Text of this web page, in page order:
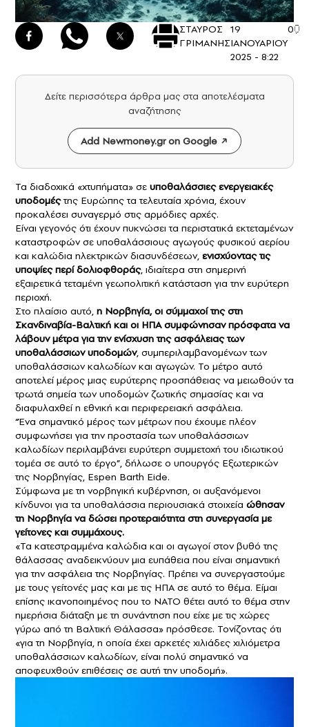
ΣΤΑΥΡΟΣ
ΓΡΙΜΑΝΗΣ
19
ΙΑΝΟΥΑΡΙΟΥ
2025 - 8:22
0
Δείτε περισσότερα άρθρα μας στα αποτελέσματα
αναζήτησης
Add Newmoney.gr on Google
Τα διαδοχικά «χτυπήματα» σε υποθαλάσσιες ενεργειακές
υποδομέςτης Ευρώπης τα τελευταία χρόνια, έχουν
προκαλέσει συναγερμό στις αρμόδιες αρχές.
Είναι γεγονός ότι έχουν πυκνώσει τα περιστατικά εκτεταμένων
καταστροφών σε υποθαλάσσιους αγωγούς φυσικού αερίου
και καλώδια ηλεκτρικών διασυνδέσεων, ενισχύοντας τις
υποψίες περί δολιοφθοράς, ιδιαίτερα στη σημερινή
εξαιρετικά τεταμένη γεωπολιτική κατάσταση για την ευρύτερη
περιοχή.
Στο πλαίσιο αυτό, η Νορβηγία, οι σύμμαχοί της στη
Σκανδιναβία-Βαλτική και οι ΗΠΑ συμφώνησαν πρόσφατα να
λάβουν μέτρα για την ενίσχυση της ασφάλειας των
υποθαλάσσιων υποδομών, συμπεριλαμβανομένων των
υποθαλάσσιων καλωδίων και αγωγών. Το μέτρο αυτό
αποτελεί μέρος μιας ευρύτερης προσπάθειας να μειωθούν τα
τρωτά σημεία των υποδομών ζωτικής σημασίας και να
διαφυλαχθεί η εθνική και περιφερειακή ασφάλεια.
“Ένα σημαντικό μέρος των μέτρων που έχουμε πλέον
συμφωνήσει για την προστασία των υποθαλάσσιων
καλωδίων περιλαμβάνει ευρύτερη συμμετοχή του ιδιωτικού
τομέα σε αυτό το έργο”, δήλωσε ο υπουργός Εξωτερικών
της Νορβηγίας, Espen Barth Eide.
Σύμφωνα με τη νορβηγική κυβέρνηση, οι αυξανόμενοι
κίνδυνοι για τα υποθαλάσσια περιουσιακά στοιχεία ώθησαν
τη Νορβηγία να δώσει προτεραιότητα στη συνεργασία με
γείτονες και συμμάχους.
«Τα κατεστραμμένα καλώδια και οι αγωγοί στον βυθό της
θάλασσας αναδεικνύουν μια ευπάθεια που είναι σημαντική
για την ασφάλεια της Νορβηγίας. Πρέπει να συνεργαστούμε
με τους γείτονές μας και με τις ΗΠΑ σε αυτό το θέμα. Είμαι
επίσης ικανοποιημένος που το ΝΑΤΟ θέτει αυτό το θέμα στην
ημερήσια διάταξη με τη συνάντηση που είχε με τις χώρες
γύρω από τη Βαλτική Θάλασσα» πρόσθεσε. Τονίζοντας ότι
«για τη Νορβηγία, η οποία έχει αρκετές χιλιάδες χιλιόμετρα
υποθαλάσσιων καλωδίων, είναι πολύ σημαντικό να
αποφευχθούν επιθέσεις σε αυτή την υποδομή».